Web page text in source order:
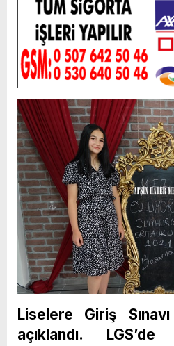
Liselere Giriş
açıklandı.